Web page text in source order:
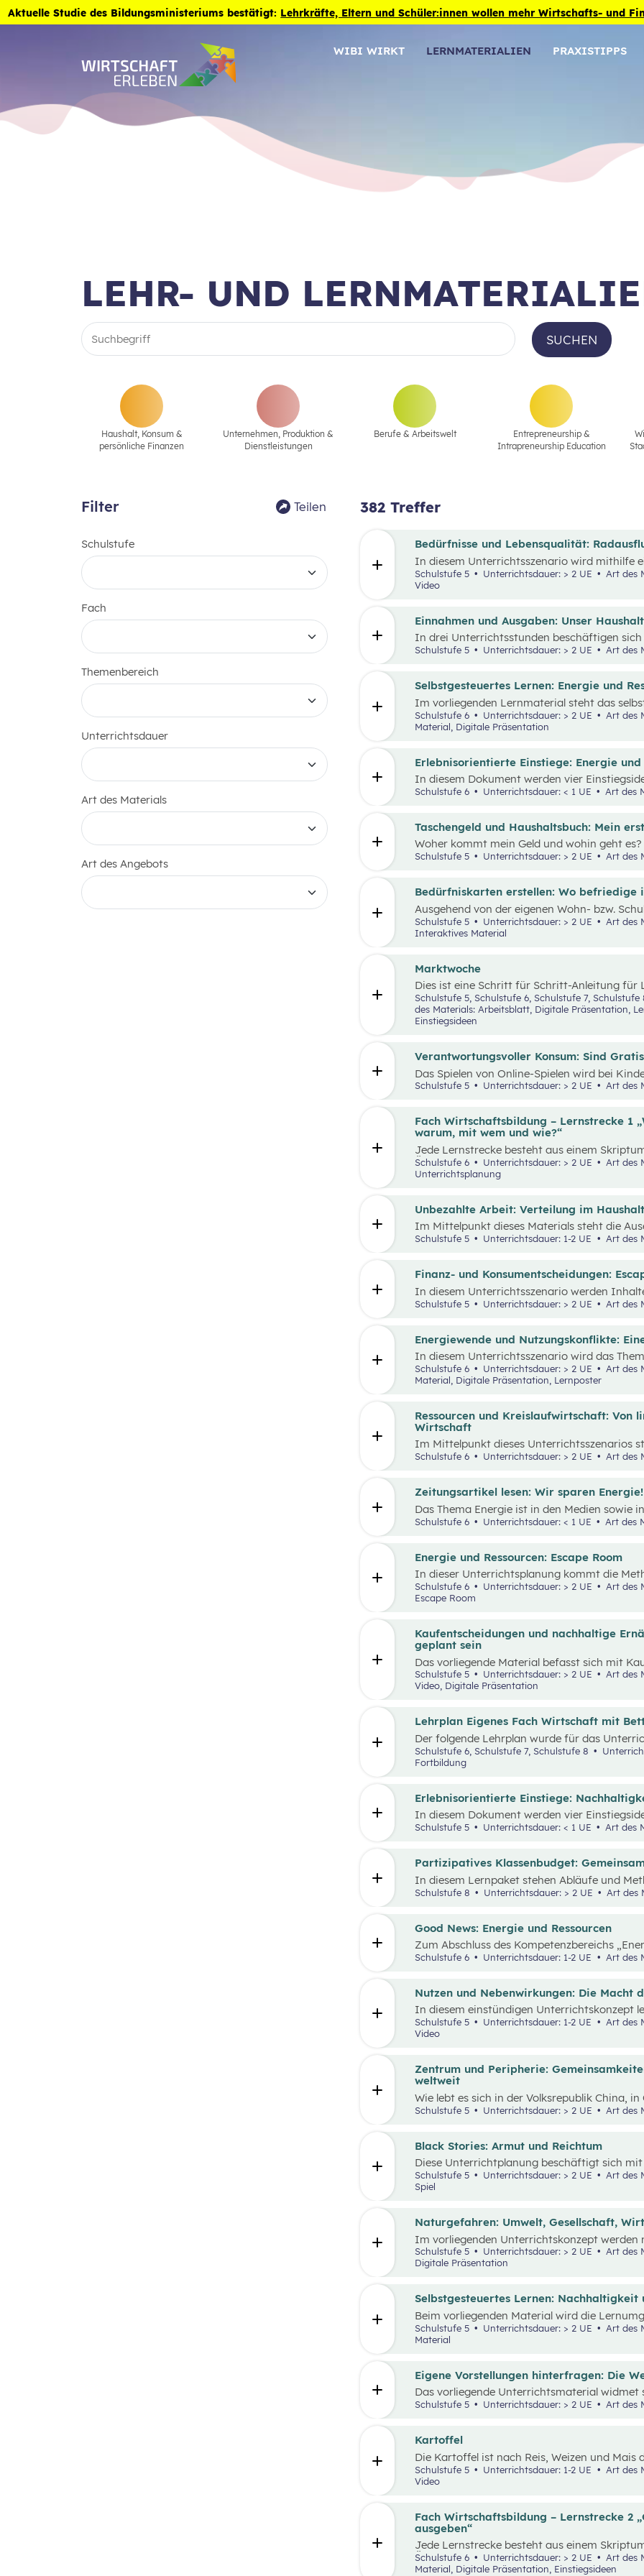
Zum Inhalt der Seite springen
Aktuelle Studie des Bildungsministeriums bestätigt: Lehrkräfte, Eltern und Schüler:innen wollen mehr Wirtschafts- und
WIBI WIRKT LERNMATERIALIEN PRAXISTIPPS
LEHR- UND
SUCHEN
Haushalt, Konsum &
persönliche Finanzen
Unternehmen‚ Produktion &
Dienstleistungen
Berufe & Arbeitswelt
Entrepreneurship &
Intrapreneurship Education
Filter Teilen
Schulstufe
Fach
Themenbereich
Unterrichtsdauer
Art des Materials
Art des Angebots
382Treffer
Energiewende und Nutzungskonflikte:
In diesem Unterrichtsszenario wird das
einhergehende Nutzungskonflikte
einem Wimmelbild gearbeitet, auf dem
Darstellungen zu Energie, Ressourcen und
Schulstufe 6 Unterrichtsdauer: > 2 UE
Material, Digitale Präsentation, Lernposter
Energie und Ressourcen: Escape Room
In dieser Unterrichtsplanung kommt die
Einsatz. Ziel ist es, Inhalte des
mit Energie und Ressourcen“ spielerisch zu
Kooperation bei der Teamarbeit
Schulstufe 6 Unterrichtsdauer: > 2 UE
Escape Room
Ressourcen und Kreislaufwirtschaft: Von
Wirtschaft
Im Mittelpunkt dieses Unterrichtsszenarios
aufbereiteter Text zum Thema
„Kreislaufwirtschaft” erarbeitet.
Schulstufe 6 Unterrichtsdauer: > 2 UE Art des
Partizipatives Klassenbudget:
In diesem Lernpaket stehen Abläufe und
Schüler:innen helfen sollen, das WIR vor das
die Schüler:innen als Mobilitäts- und
auswirken.
Schulstufe 8 Unterrichtsdauer: > 2 UE Art des
Eigene Vorstellungen hinterfragen: Die
Das vorliegende Unterrichtsmaterial widmet
insbesondere in Bezug auf Afrika – und kann
werden, ihr eigenes Afrikabild zu
Schulstufe 5 Unterrichtsdauer: > 2 UE Art des
Erlebnisorientierte Einstiege: Energie und
In diesem Dokument werden vier
„Nachhaltiger Umgang mit Energie und
Schulstufe 6 Unterrichtsdauer: < 1 UE Art des
Unbezahlte Arbeit: Verteilung im Haushalt
Im Mittelpunkt dieses Materials steht die
(unbezahlter) Arbeit und deren Verteilung.
unbezahlte Tätigkeiten im Haushalt
Schulstufe 5 Unterrichtsdauer: 1-2 UE Art des
Bedürfniskarten erstellen: Wo befriedige
Ausgehend von der eigenen Wohn- bzw.
Schüler:innen ihre Umgebung analysieren
(mit Scribble Maps) erstellen und so die im
Unternehmen.
Schulstufe 5 Unterrichtsdauer: > 2 UE
Interaktives Material
Zentrum und Peripherie:
weltweit
Wie lebt es sich in der Volksrepublik China,
österreichischen Alpen? Welche
Menschen weltweit haben die gleichen
wohnhaft und müssen gleichzeitig mobil sein.
wesentlich von der Region ab, in der die
Schulstufe 5 Unterrichtsdauer: > 2 UE Art des
Kaufentscheidungen und nachhaltige
geplant sein
Das vorliegende Material befasst sich mit
von Lebensmitteln, dem Bewusstsein für
mit dem Umgang mit Lebensmitteln. Das
Themenbereiche erarbeitet werden.
Schulstufe 5 Unterrichtsdauer: > 2 UE
Video, Digitale Präsentation
Finanz- und Konsumentscheidungen:
In diesem Unterrichtsszenario werden
„Leben und Wirtschaften im eigenen
kommt die Methode „Escape Room“ zum
stärken und sogenannte 21 Century Skills zu
Schulstufe 5 Unterrichtsdauer: > 2 UE Art des
Taschengeld und Haushaltsbuch: Mein
Woher kommt mein Geld und wohin geht
wofür brauche ich es? Geld ist im Alltag
Schulstufe 5 Unterrichtsdauer: > 2 UE Art des
Nutzen und Nebenwirkungen: Die Macht
In diesem einstündigen Unterrichtskonzept
Nutzen sowie die Vor- und Nachteile von
Schulstufe 5 Unterrichtsdauer: 1-2 UE
Video
Kartoffel
Die Kartoffel ist nach Reis, Weizen und Mais
Grundnahrungsmittel der Menschheit.
Sorten. Daher kann sich die Kartoffelpflanze
Wesentliche Charakteristika der räumlichen
Kartoffel erhoben und beschrieben.
Schulstufe 5 Unterrichtsdauer: 1-2 UE
Video
Erlebnisorientierte Einstiege:
In diesem Dokument werden vier
„Leben und Wirtschaften im Hinblick auf
miteinbezogen werden.
Schulstufe 5 Unterrichtsdauer: < 1 UE Art des
Black Stories: Armut und Reichtum
Diese Unterrichtplanung beschäftigt sich
Themenbereich Armut. Methodisch stehen
Geschichten, die sich mit unterschiedlichen
Reichtum beschäftigen – im Zentrum,
Schulstufe 5 Unterrichtsdauer: > 2 UE
Spiel
Verantwortungsvoller Konsum: Sind
Das Spielen von Online-Spielen wird bei
beliebter. Während Spielen viele Vorteile mit
aus zwei aufeinander aufbauenden Teilen
zwei Unterrichtseinheiten abgehandelt
Schulstufe 5 Unterrichtsdauer: > 2 UE Art des
Einnahmen und Ausgaben: Unser
In drei Unterrichtsstunden beschäftigen
Einnahmen und Ausgaben von Haushalten.
Schulstufe 5 Unterrichtsdauer: > 2 UE Art des
Bedürfnisse und Lebensqualität:
In diesem Unterrichtsszenario wird mithilfe
zusätzlichem Material der Fokus auf
Bedürfnisse gelegt. Kinder und Jugendliche
man mehr haben, als man sich leisten kann
Knappheit auf etwas verzichten. Konsum
Möglichkeit der Bedürfnisbefriedigung.
Schulstufe 5 Unterrichtsdauer: > 2 UE
Video
Good News: Energie und Ressourcen
Zum Abschluss des Kompetenzbereichs
beschäftigen sich Schüler:innen mit
damit sie sich von den Problemen, die in der
Schulstufe 6 Unterrichtsdauer: 1-2 UE Art des
Zeitungsartikel lesen: Wir sparen Energie!
Das Thema Energie ist in den Medien sowie
allgegenwärtig. Dabei wird oft von hohem
Schulstufe 6 Unterrichtsdauer: < 1 UE Art des
Selbstgesteuertes Lernen: Energie und
Im vorliegenden Lernmaterial steht das
Vordergrund. Es werden die wesentlichen
die Wirtschaft und unser Alltagsleben und
den Klimawandel beleuchtet.
Schulstufe 6 Unterrichtsdauer: > 2 UE
Material, Digitale Präsentation
Fach Wirtschaftsbildung – Lernstrecke 2
ausgeben“
Jede Lernstrecke besteht aus einem
Überblick über die jeweilige Lernstrecke zu
Unterrichtsgegenstand Wirtschaftsbildung
Schulstufe 6 Unterrichtsdauer: > 2 UE
Material, Digitale Präsentation, Einstiegsideen
Fach Wirtschaftsbildung – Lernstrecke 1
warum, mit wem und wie?“
Jede Lernstrecke besteht aus einem
Überblick über die jeweilige Lernstrecke zu
Unterrichtsgegenstand Wirtschaftsbildung
Wissen und entwickeln Fähigkeiten,
benötigen. Diese sollen ihnen dabei helfen,
Aufgaben und Problemstellungen erkennen,
erfolgreich bewältigen zu können.
Schulstufe 6 Unterrichtsdauer: > 2 UE
Unterrichtsplanung
Marktwoche
Dies ist eine Schritt für Schritt-Anleitung für
Jugendlichen ein echtes Verkaufserlebnis
(Was haben Jugendliche erfunden?) über
Design Thinking-Prozess
Preis berechnen ,
alles genau beschrieben. Tipps und Tricks
sind ebenfalls enthalten.
Schulstufe 5, Schulstufe 6, Schulstufe 7,
des Materials: Arbeitsblatt, Digitale Präsentation,
Einstiegsideen
Lehrplan Eigenes Fach Wirtschaft mit
Der folgende Lehrplan wurde für das
den Schulpiloten der Stiftung für
verstehen und gestalten zu lernen steht
Schulstufe 6, Schulstufe 7, Schulstufe 8
Fortbildung
Naturgefahren: Umwelt, Gesellschaft,
Im vorliegenden Unterrichtskonzept werden
Auswirkungen auf die Umwelt, Gesellschaft
Schulstufe 5 Unterrichtsdauer: > 2 UE
Digitale Präsentation
Selbstgesteuertes Lernen: Nachhaltigkeit
Beim vorliegenden Material wird die
Verfügung gestellt und mit einem analogen
Schulstufe 5 Unterrichtsdauer: > 2 UE
Material